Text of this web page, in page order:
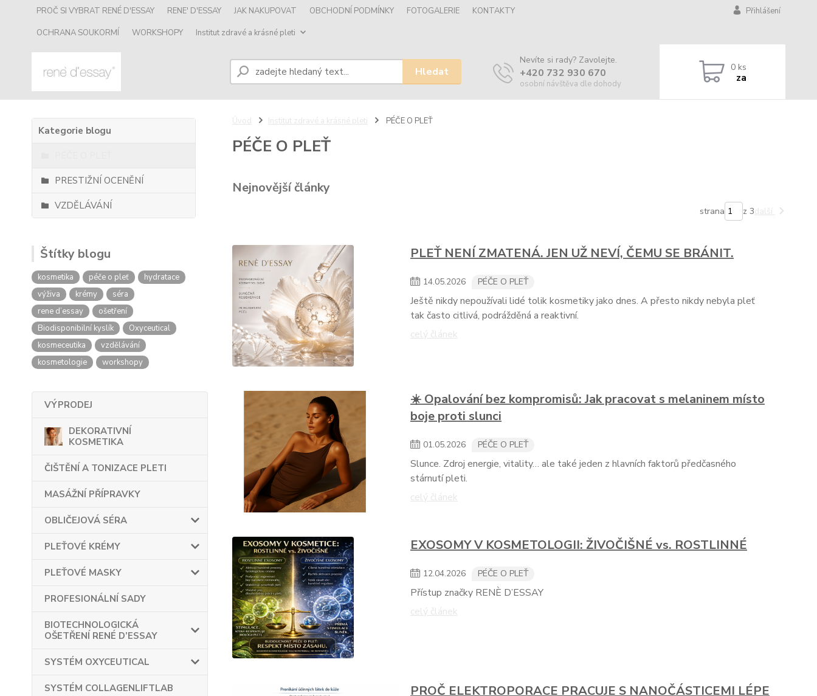
PROČ SI VYBRAT RENÉ D'ESSAY RENE' D'ESSAY JAK NAKUPOVAT OBCHODNÍ PODMÍNKY FOTOGALERIE
KONTAKTY
OCHRANA SOUKORMÍ
WORKSHOPY Institut zdravé a krásné pleti
Přihlášení
Hledat
Nevíte si rady? Zavolejte.
+420 732 930 670
osobní návštěva dle dohody
0 ks
za
Kategorie blogu
PRESTIŽNÍ OCENĚNÍ
VZDĚLÁVÁNÍ
Štítky blogu
kosmetika péče o pleť
hydratace
výživa
krémy
séra
rene d’essay
ošetření
Biodisponibilní kyslík
Oxyceutical
kosmeceutika
vzdělávání
kosmetologie
workshopy
VÝPRODEJ
DEKORATIVNÍ
KOSMETIKA
ČIŠTĚNÍ A TONIZACE PLETI
MASÁŽNÍ PŘÍPRAVKY
OBLIČEJOVÁ SÉRA
PLEŤOVÉ KRÉMY
PLEŤOVÉ MASKY
PROFESIONÁLNÍ SADY
BIOTECHNOLOGICKÁ
OŠETŘENÍ RENÉ D’ESSAY
SYSTÉM OXYCEUTICAL
SYSTÉM COLLAGENLIFTLAB
Úvod Institut zdravé a krásné pleti PÉČE O PLEŤ
PÉČE O PLEŤ
Nejnovější články
strana z 3další
PLEŤ NENÍ ZMATENÁ. JEN UŽ NEVÍ, ČEMU SE BRÁNIT.
14.05.2026 PÉČE O PLEŤ
Ještě nikdy nepoužívali lidé tolik kosmetiky jako dnes. A přesto nikdy nebyla pleť
tak často citlivá, podrážděná a reaktivní.
celý článek
☀️ Opalování bez kompromisů: Jak pracovat s melaninem místo
boje proti slunci
01.05.2026 PÉČE O PLEŤ
Slunce. Zdroj energie, vitality… ale také jeden z hlavních faktorů předčasného
stárnutí pleti.
celý článek
EXOSOMY V KOSMETOLOGII: ŽIVOČIŠNÉ vs. ROSTLINNÉ
12.04.2026 PÉČE O PLEŤ
Přístup značky RENÈ D’ESSAY
celý článek
PROČ ELEKTROPORACE PRACUJE S NANOČÁSTICEMI LÉPE